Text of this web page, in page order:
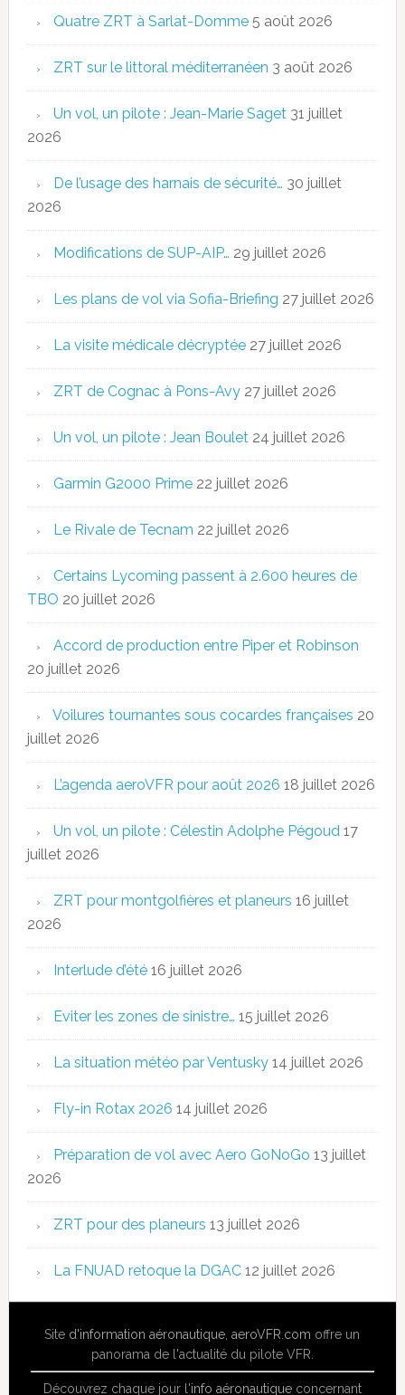
Quatre ZRT à Sarlat-Domme 5 août 2026
ZRT sur le littoral méditerranéen 3 août 2026
Un vol, un pilote : Jean-Marie Saget 31 juillet
2026
De l’usage des harnais de sécurité… 30 juillet
2026
Modifications de SUP-AIP… 29 juillet 2026
Les plans de vol via Sofia-Briefing 27 juillet 2026
La visite médicale décryptée 27 juillet 2026
ZRT de Cognac à Pons-Avy 27 juillet 2026
Un vol, un pilote : Jean Boulet 24 juillet 2026
Garmin G2000 Prime 22 juillet 2026
Le Rivale de Tecnam 22 juillet 2026
Certains Lycoming passent à 2.600 heures de
TBO 20 juillet 2026
Accord de production entre Piper et Robinson
20 juillet 2026
Voilures tournantes sous cocardes françaises 20
juillet 2026
L’agenda aeroVFR pour août 2026 18 juillet 2026
Un vol, un pilote : Célestin Adolphe Pégoud 17
juillet 2026
ZRT pour montgolfières et planeurs 16 juillet
2026
Interlude d’été 16 juillet 2026
Eviter les zones de sinistre… 15 juillet 2026
La situation météo par Ventusky 14 juillet 2026
Fly-in Rotax 2026 14 juillet 2026
Préparation de vol avec Aero GoNoGo 13 juillet
2026
ZRT pour des planeurs 13 juillet 2026
La FNUAD retoque la DGAC 12 juillet 2026
Site d'information aéronautique ,aeroVFR.com offre un
panorama de l'actualité du pilote VFR.
Découvrez chaque jour l'info aéronautiqueconcernant